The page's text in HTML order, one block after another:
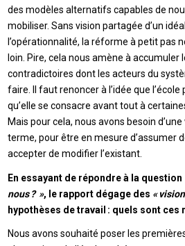
des modèles alternatifs capables de
mobiliser. Sans vision partagée d’un
l’opérationnalité, la réforme à petit pas
loin. Pire, cela nous amène à accumuler
contradictoires dont les acteurs du
faire. Il faut renoncer à l’idée que
qu’elle se consacre avant tout à
Mais pour cela, nous avons besoin
terme, pour être en mesure d’assumer
accepter de modifier l’existant.
En essayant de répondre à la question
nous ? », le rapport dégage des «
hypothèses de travail : quels sont ces
Nous avons souhaité poser les